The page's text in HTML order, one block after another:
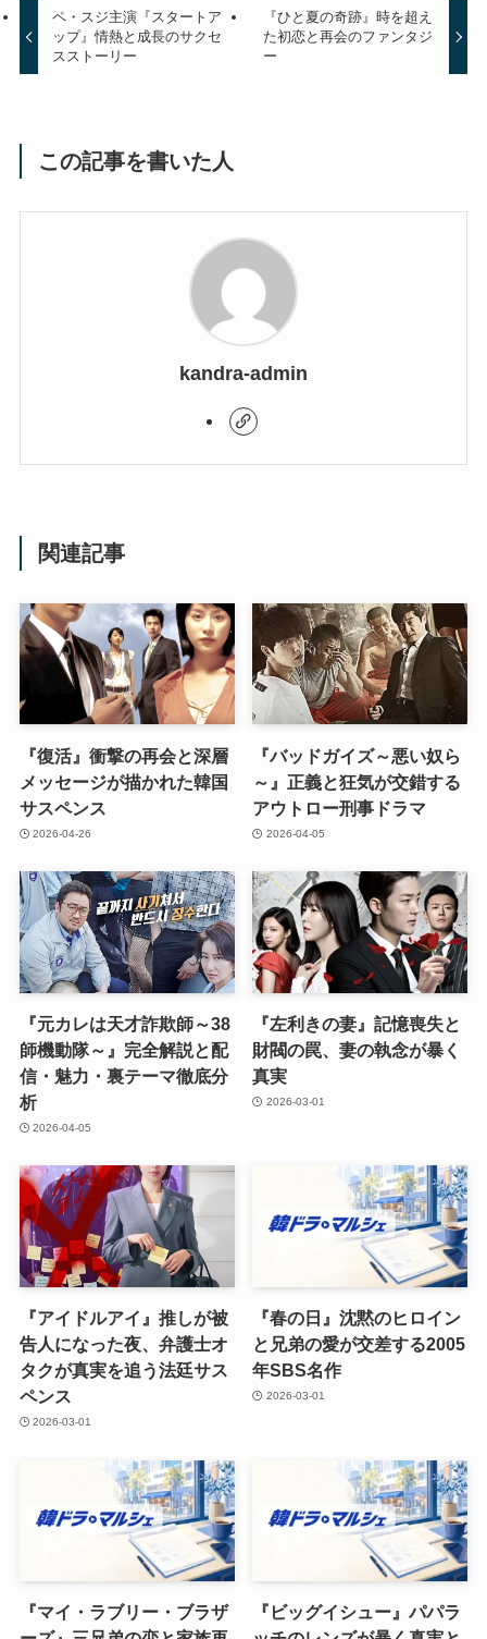
ペ・スジ主演『スタートア
ップ』情熱と成長のサクセ
スストーリー
『ひと夏の奇跡』時を超え
た初恋と再会のファンタジ
ー
この記事を書いた人
kandra-admin
関連記事
『復活』衝撃の再会と深層
メッセージが描かれた韓国
サスペンス
2026-04-26
『バッドガイズ～悪い奴ら
～』正義と狂気が交錯する
アウトロー刑事ドラマ
2026-04-05
『元カレは天才詐欺師～38
師機動隊～』完全解説と配
信・魅力・裏テーマ徹底分
析
2026-04-05
『左利きの妻』記憶喪失と
財閥の罠、妻の執念が暴く
真実
2026-03-01
『アイドルアイ』推しが被
告人になった夜、弁護士オ
タクが真実を追う法廷サス
ペンス
2026-03-01
『春の日』沈黙のヒロイン
と兄弟の愛が交差する2005
年SBS名作
2026-03-01
『マイ・ラブリー・ブラザ
『ビッグイシュー』パパラ